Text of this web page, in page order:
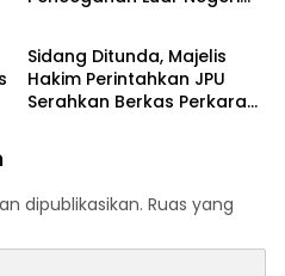
Hukum & Kriminal
Sidang Ditunda, Majelis
Hakim Perintahkan JPU
Serahkan Berkas Perkara
dipublikasikan. Ruas yang